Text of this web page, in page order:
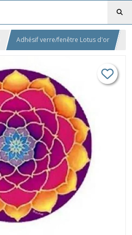
Adhésif verre/fenêtre Lotus d'or